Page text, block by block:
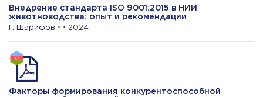
Внедрение стандарта ISO 9001:2015 в НИИ
животноводства: опыт и рекомендации
Г. Шарифов • • 2024
Факторы формирования конкурентоспособной